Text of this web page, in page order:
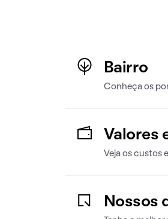
Bairro
Conheça os
Valores
Veja os custos
Nossos